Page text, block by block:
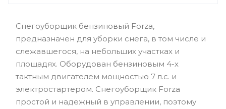
Снегоуборщик бензиновый Forza,
предназначен для уборки снега, в том числе и
слежавшегося, на небольших участках и
площадях. Оборудован бензиновым 4-х
тактным двигателем мощностью 7 л.с. и
электростартером. Снегоуборщик Forza
простой и надежный в управлении, поэтому